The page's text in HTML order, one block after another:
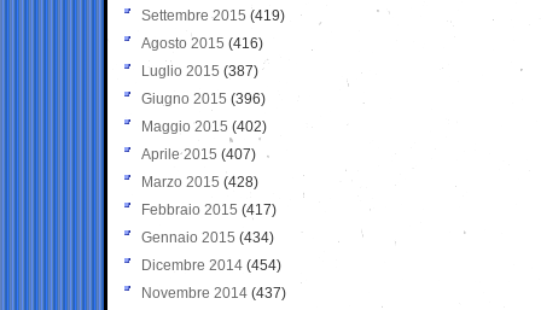
Settembre 2015 (419)
Agosto 2015 (416)
Luglio 2015 (387)
Giugno 2015 (396)
Maggio 2015 (402)
Aprile 2015 (407)
Marzo 2015 (428)
Febbraio 2015 (417)
Gennaio 2015 (434)
Dicembre 2014 (454)
Novembre 2014 (437)